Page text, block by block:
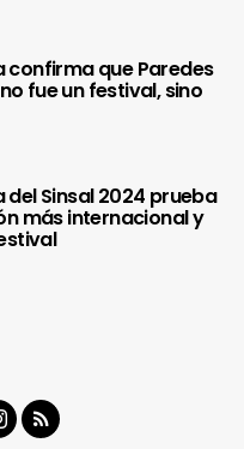
confirma que Paredes
fue un festival, sino
Sinsal 2024 prueba
más internacional y